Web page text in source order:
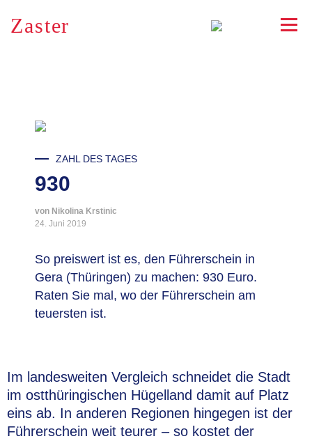
RSS
Zaster
ZAHL DES TAGES
930
von Nikolina Krstinic
24. Juni 2019
So preiswert ist es, den Führerschein in
Gera (Thüringen) zu machen: 930 Euro.
Raten Sie mal, wo der Führerschein am
teuersten ist.
Im landesweiten Vergleich schneidet die Stadt
im ostthüringischen Hügelland damit auf Platz
eins ab. In anderen Regionen hingegen ist der
Führerschein weit teurer – so kostet der